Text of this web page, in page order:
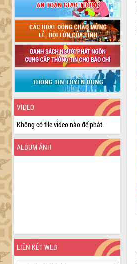
VIDEO
Không có file video nào để phát.
ALBUM ẢNH
LIÊN KẾT WEB